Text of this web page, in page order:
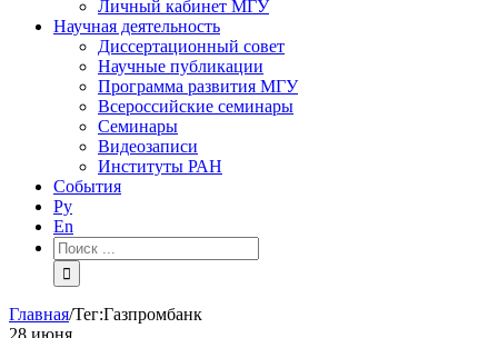
Личный кабинет МГУ
Научная деятельность
Диссертационный совет
Научные публикации
Программа развития МГУ
Всероссийские семинары
Семинары
Видеозаписи
Институты РАН
События
Ру
En
Результат
поиска:
Главная/Тег:Газпромбанк